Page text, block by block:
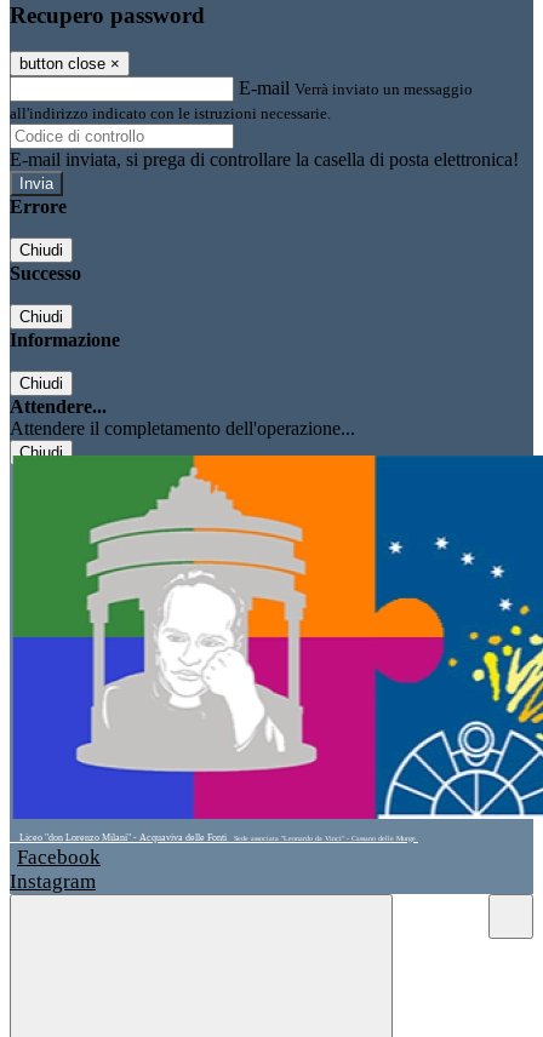
Recupero password
button close ×
E-mail Verrà inviato un messaggio
all'indirizzo indicato con le istruzioni necessarie.
E-mail inviata, si prega di controllare la casella di posta elettronica!
Errore
Chiudi
Successo
Chiudi
Informazione
Chiudi
Attendere...
Attendere il completamento dell'operazione...
Chiudi
Liceo "don Lorenzo Milani" - Acquaviva delle Fonti Sede associata "Leonardo da Vinci" - Cassano delle Murge
Facebook
Instagram